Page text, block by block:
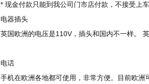
* 现金付款只能到我公司门市店付款，不接受上
电器插头
英国欧洲的电压是110V，插头和国内不一样。
电话
手机在欧洲各地都可使用，非常方便。目前欧